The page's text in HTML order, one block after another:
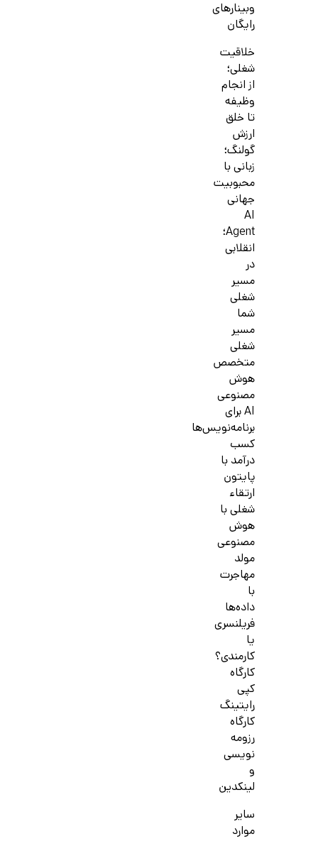
وبینارهای
رایگان
خلاقیت
شغلی؛
از انجام
وظیفه
تا خلق
ارزش
گولنگ؛
زبانی با
محبوبیت
جهانی
AI
Agent؛
انقلابی
در
مسیر
شغلی
شما
مسیر
شغلی
متخصص
هوش
مصنوعی
AI برای
برنامه‌نویس‌ها
کسب
درآمد با
پایتون
ارتقاء
شغلی با
هوش
مصنوعی
مولد
مهاجرت
با
داده‌ها
فریلنسری
یا
کارمندی؟
کارگاه
کپی
رایتینگ
کارگاه
رزومه
نویسی
و
لینکدین
سایر
موارد